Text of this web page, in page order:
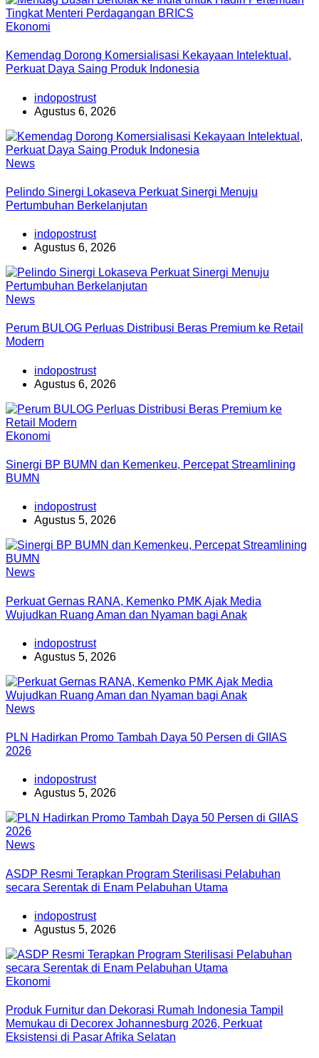
Ekonomi
Kemendag Dorong Komersialisasi Kekayaan Intelektual,
Perkuat Daya Saing Produk Indonesia
indopostrust
Agustus 6, 2026
News
Pelindo Sinergi Lokaseva Perkuat Sinergi Menuju
Pertumbuhan Berkelanjutan
indopostrust
Agustus 6, 2026
News
Perum BULOG Perluas Distribusi Beras Premium ke Retail
Modern
indopostrust
Agustus 6, 2026
Ekonomi
Sinergi BP BUMN dan Kemenkeu, Percepat Streamlining
BUMN
indopostrust
Agustus 5, 2026
News
Perkuat Gernas RANA, Kemenko PMK Ajak Media
Wujudkan Ruang Aman dan Nyaman bagi Anak
indopostrust
Agustus 5, 2026
News
PLN Hadirkan Promo Tambah Daya 50 Persen di GIIAS
2026
indopostrust
Agustus 5, 2026
News
ASDP Resmi Terapkan Program Sterilisasi Pelabuhan
secara Serentak di Enam Pelabuhan Utama
indopostrust
Agustus 5, 2026
Ekonomi
Produk Furnitur dan Dekorasi Rumah Indonesia Tampil
Memukau di Decorex Johannesburg 2026, Perkuat
Eksistensi di Pasar Afrika Selatan